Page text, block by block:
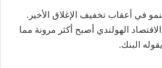
في أعقاب تخفيف الإغلاق الأخير.
الهولندي أصبح أكثر مرونة مما
البنك.